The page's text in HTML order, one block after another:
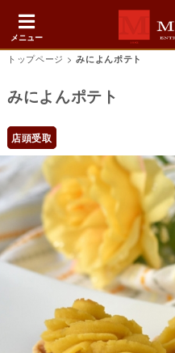
メニュー
トップページ >みによんポテト
みによんポテト
店頭受取